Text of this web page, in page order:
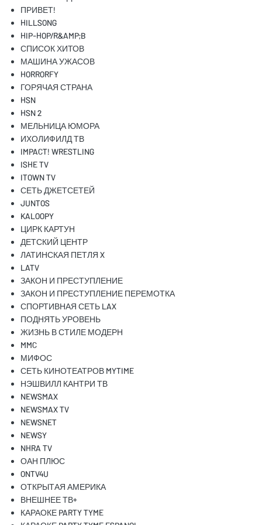
ПРИВЕТ!
HILLSONG
HIP-HOP/R&AMP;B
СПИСОК ХИТОВ
МАШИНА УЖАСОВ
HORRORFY
ГОРЯЧАЯ СТРАНА
HSN
HSN 2
МЕЛЬНИЦА ЮМОРА
ИХОЛИФИЛД ТВ
IMPACT! WRESTLING
ISHE TV
ITOWN TV
СЕТЬ ДЖЕТСЕТЕЙ
JUNTOS
KALOOPY
ЦИРК КАРТУН
ДЕТСКИЙ ЦЕНТР
ЛАТИНСКАЯ ПЕТЛЯ X
LATV
ЗАКОН И ПРЕСТУПЛЕНИЕ
ЗАКОН И ПРЕСТУПЛЕНИЕ ПЕРЕМОТКА
СПОРТИВНАЯ СЕТЬ LAX
ПОДНЯТЬ УРОВЕНЬ
ЖИЗНЬ В СТИЛЕ МОДЕРН
MMC
МИФОС
СЕТЬ КИНОТЕАТРОВ MYTIME
НЭШВИЛЛ КАНТРИ ТВ
NEWSMAX
NEWSMAX TV
NEWSNET
NEWSY
NHRA TV
ОАН ПЛЮС
ONTV4U
ОТКРЫТАЯ АМЕРИКА
ВНЕШНЕЕ ТВ+
КАРАОКЕ PARTY TYME